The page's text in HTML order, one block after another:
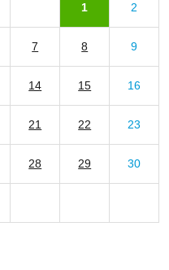
1 2
7 8 9
14 15 16
21 22 23
28 29 30